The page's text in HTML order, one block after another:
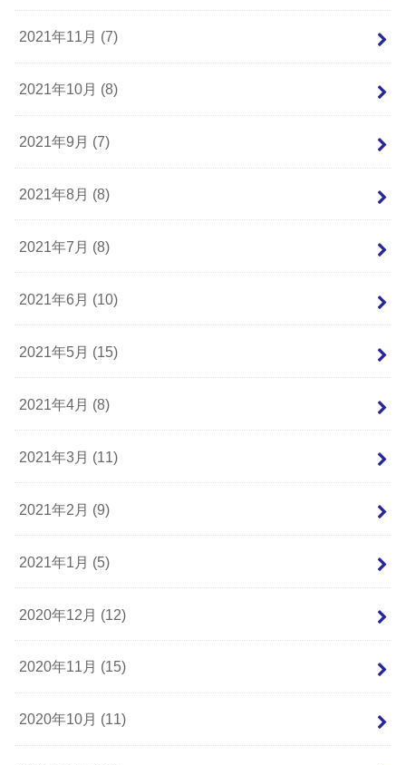
2021年11月 (7)
2021年10月 (8)
2021年9月 (7)
2021年8月 (8)
2021年7月 (8)
2021年6月 (10)
2021年5月 (15)
2021年4月 (8)
2021年3月 (11)
2021年2月 (9)
2021年1月 (5)
2020年12月 (12)
2020年11月 (15)
2020年10月 (11)